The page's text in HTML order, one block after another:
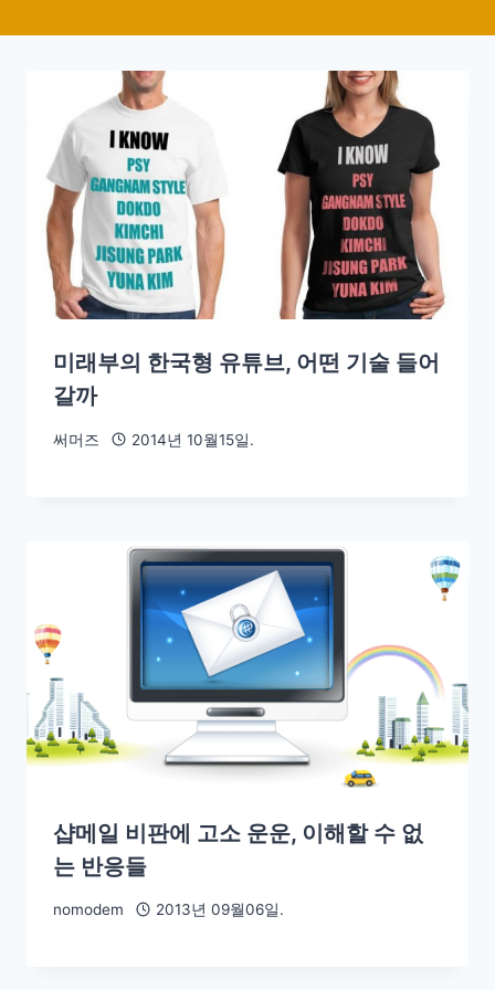
미래부의 한국형 유튜브, 어떤 기술 들어
갈까
써머즈 2014년 10월15일.
샵메일 비판에 고소 운운, 이해할 수 없
는 반응들
nomodem 2013년 09월06일.